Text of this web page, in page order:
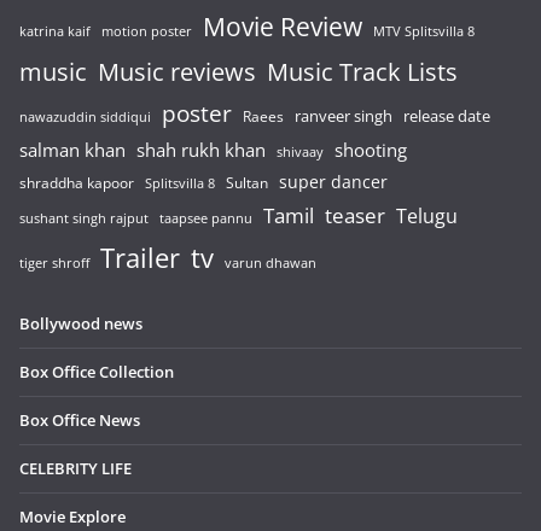
katrina kaif motion poster Movie Review MTV Splitsvilla 8
music Music reviews Music Track Lists
nawazuddin siddiqui poster Raees ranveer singh release date
salman khan shah rukh khan shivaay shooting
shraddha kapoor Splitsvilla 8 Sultan super dancer
sushant singh rajput taapsee pannu Tamil teaser Telugu
tiger shroff Trailer tv varun dhawan
Bollywood news
Box Office Collection
Box Office News
CELEBRITY LIFE
Movie Explore